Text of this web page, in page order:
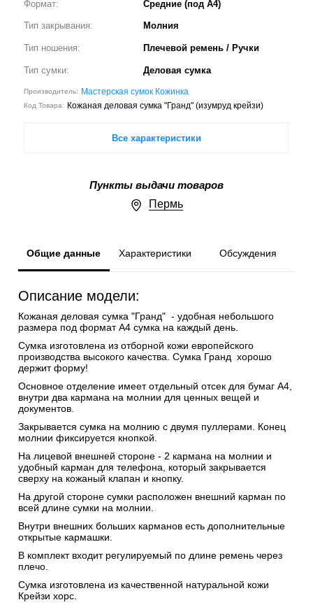
Формат: Средние (под А4)
Тип закрывания: Молния
Тип ношения: Плечевой ремень / Ручки
Тип сумки: Деловая сумка
Производитель: Мастерская сумок Кожинка
Код Товара: Кожаная деловая сумка "Гранд" (изумруд крейзи)
Все характеристики
Пункты выдачи товаров
Пермь
Общие данные Характеристики Обсуждения
Описание модели:
Кожаная деловая сумка "Гранд" - удобная небольшого
размера под формат А4 сумка на каждый день.
Сумка изготовлена из отборной кожи европейского
производства высокого качества. Сумка Гранд хорошо
держит форму!
Основное отделение имеет отдельный отсек для бумаг А4,
внутри два кармана на молнии для ценных вещей и
документов.
Закрывается сумка на молнию с двумя пуллерами. Конец
молнии фиксируется кнопкой.
На лицевой внешней стороне - 2 кармана на молнии и
удобный карман для телефона, который закрывается
сверху на кожаный клапан и кнопку.
На другой стороне сумки расположен внешний карман по
всей длине сумки на молнии.
Внутри внешних больших карманов есть дополнительные
открытые кармашки.
В комплект входит регулируемый по длине ремень через
плечо.
Сумка изготовлена из качественной натуральной кожи
Крейзи хорс.